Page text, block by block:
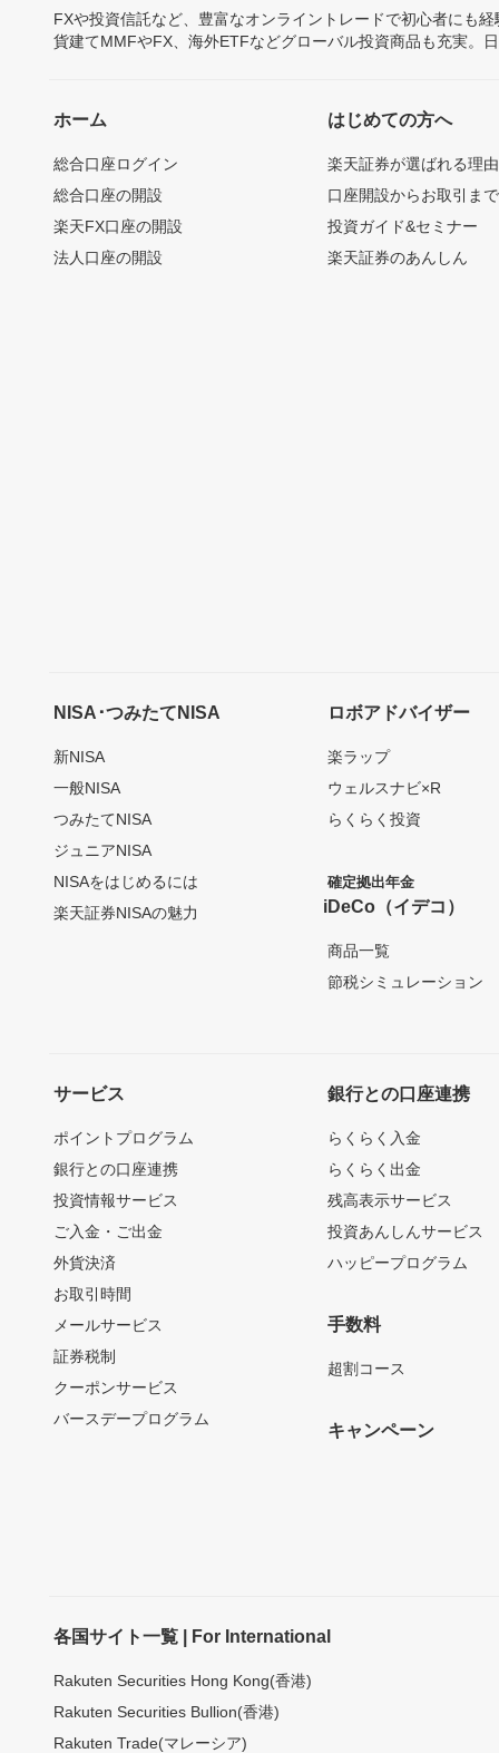
FXや投資信託など、豊富なオンライントレードで初心者にも
貨建てMMFやFX、海外ETFなどグローバル投資商品も充実。
ホーム
総合口座ログイン
総合口座の開設
楽天FX口座の開設
法人口座の開設
はじめての方へ
楽天証券が選ばれる理由
口座開設からお取引ま
投資ガイド&セミナー
楽天証券のあんしん
NISA･つみたてNISA
新NISA
一般NISA
つみたてNISA
ジュニアNISA
NISAをはじめるには
楽天証券NISAの魅力
ロボアドバイザー
楽ラップ
ウェルスナビ×R
らくらく投資
確定拠出年金
iDeCo（イデコ）
商品一覧
節税シミュレーション
サービス
ポイントプログラム
銀行との口座連携
投資情報サービス
ご入金・ご出金
外貨決済
お取引時間
メールサービス
証券税制
クーポンサービス
バースデープログラム
銀行との口座連携
らくらく入金
らくらく出金
残高表示サービス
投資あんしんサービス
ハッピープログラム
手数料
超割コース
キャンペーン
各国サイト一覧 | For International
Rakuten Securities Hong Kong(香港)
Rakuten Securities Bullion(香港)
Rakuten Trade(マレーシア)